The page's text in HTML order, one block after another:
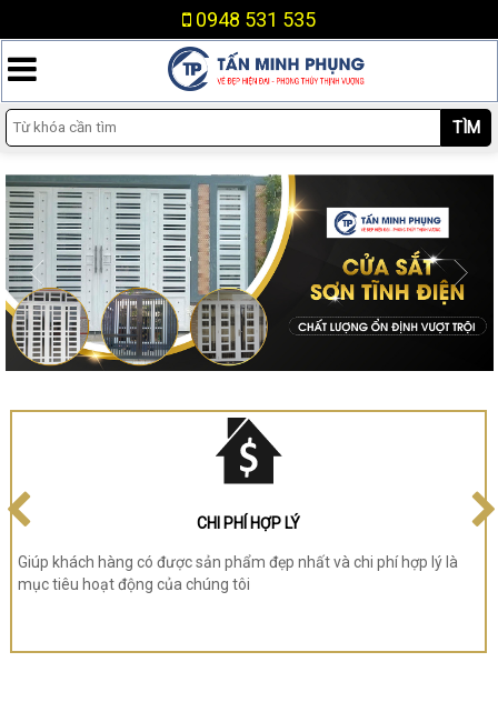
0948 531 535
TÌM
CHI PHÍ HỢP LÝ
Giúp khách hàng có được sản phẩm đẹp nhất và chi phí hợp lý là
mục tiêu hoạt động của chúng tôi